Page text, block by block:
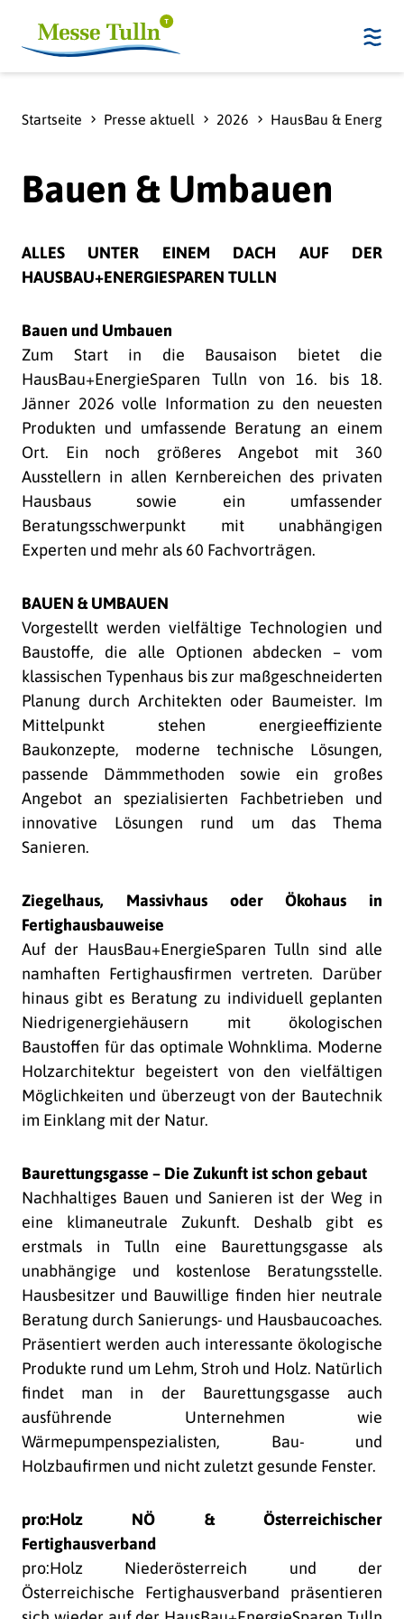
Startseite Presse aktuell 2026 HausBau &
Bauen & Umbauen
ALLES UNTER EINEM DACH AUF DER
HAUSBAU+ENERGIESPAREN TULLN
Bauen und Umbauen
Zum Start in die Bausaison bietet die
HausBau+EnergieSparen Tulln von 16. bis 18.
Jänner 2026 volle Information zu den neuesten
Produkten und umfassende Beratung an einem
Ort. Ein noch größeres Angebot mit 360
Ausstellern in allen Kernbereichen des privaten
Hausbaus sowie ein umfassender
Beratungsschwerpunkt mit unabhängigen
Experten und mehr als 60 Fachvorträgen.
BAUEN & UMBAUEN
Vorgestellt werden vielfältige Technologien und
Baustoffe, die alle Optionen abdecken – vom
klassischen Typenhaus bis zur maßgeschneiderten
Planung durch Architekten oder Baumeister. Im
Mittelpunkt stehen energieeffiziente
Baukonzepte, moderne technische Lösungen,
passende Dämmmethoden sowie ein großes
Angebot an spezialisierten Fachbetrieben und
innovative Lösungen rund um das Thema
Sanieren.
Ziegelhaus, Massivhaus oder Ökohaus in
Fertighausbauweise
Auf der HausBau+EnergieSparen Tulln sind alle
namhaften Fertighausfirmen vertreten. Darüber
hinaus gibt es Beratung zu individuell geplanten
Niedrigenergiehäusern mit ökologischen
Baustoffen für das optimale Wohnklima. Moderne
Holzarchitektur begeistert von den vielfältigen
Möglichkeiten und überzeugt von der Bautechnik
im Einklang mit der Natur.
Baurettungsgasse – Die Zukunft ist schon gebaut
Nachhaltiges Bauen und Sanieren ist der Weg in
eine klimaneutrale Zukunft. Deshalb gibt es
erstmals in Tulln eine Baurettungsgasse als
unabhängige und kostenlose Beratungsstelle.
Hausbesitzer und Bauwillige finden hier neutrale
Beratung durch Sanierungs- und Hausbaucoaches.
Präsentiert werden auch interessante ökologische
Produkte rund um Lehm, Stroh und Holz. Natürlich
findet man in der Baurettungsgasse auch
ausführende Unternehmen wie
Wärmepumpenspezialisten, Bau- und
Holzbaufirmen und nicht zuletzt gesunde Fenster.
pro:Holz NÖ & Österreichischer
Fertighausverband
pro:Holz Niederösterreich und der
Österreichische Fertighausverband präsentieren